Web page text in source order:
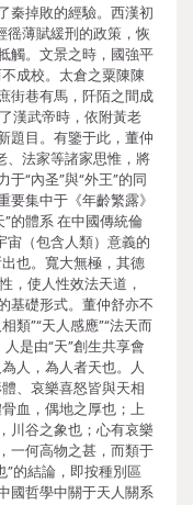
秦掉敗的經驗。西漢初
徭薄賦緩刑的政策，恢
觸。文景之時，國強平
成校。太倉之粟陳陳
街巷有馬，阡陌之間成
漢武帝時，依附黃老
題目。有鑒于此，董仲
、法家等諸家思惟，將
“內圣”與“外王”的同
集中于《年齡繁露》
的體系 在中國傳統倫
宙（包含人類）意義的
也。寬大無極，其德
，使人性效法天道，
基礎形式。董仲舒亦不
類”“天人感應”“法天而
是由“天”創生共享會
人，為人者天也。人
、哀樂喜怒皆與天相
血，偶地之厚也；上
川谷之象也；心有哀樂
一何高物之甚，而類于
”的結論，即按種別區
國哲學中關于天人關系